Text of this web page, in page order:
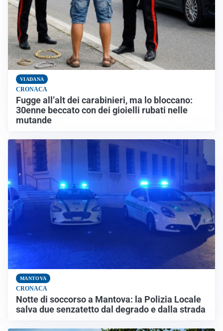
VIADANA
CRONACA
Fugge all’alt dei carabinieri, ma lo bloccano:
30enne beccato con dei gioielli rubati nelle
mutande
MANTOVA
CRONACA
Notte di soccorso a Mantova: la Polizia Locale
salva due senzatetto dal degrado e dalla strada